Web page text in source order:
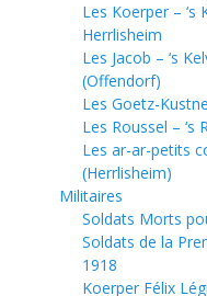
Les Koerper – ‘s
Herrlisheim
Les Jacob – ‘s
(Offendorf)
Les Goetz-
Les Roussel – ‘s
Les ar-ar-petits
(Herrlisheim)
Militaires
Soldats Morts
Soldats de la
1918
Koerper Félix